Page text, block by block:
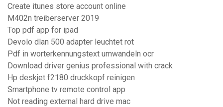
Create itunes store account online
M402n treiberserver 2019
Top pdf app for ipad
Devolo dlan 500 adapter leuchtet rot
Pdf in worterkennungstext umwandeln ocr
Download driver genius professional with crack
Hp deskjet f2180 druckkopf reinigen
Smartphone tv remote control app
Not reading external hard drive mac